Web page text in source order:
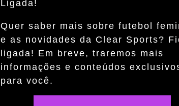
Ligada!
Quer saber mais sobre futebol
e as novidades da Clear Sports?
ligada! Em breve, traremos mais
informações e conteúdos
para você.